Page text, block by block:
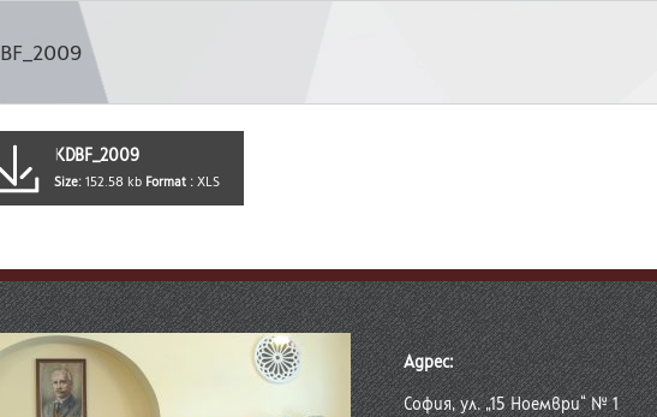
KDBF_2009
Size: 152.58 kb Format : XLS
Адрес:
София, ул. „15 Ноември“ № 1